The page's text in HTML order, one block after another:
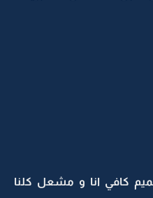
كافي انا و مشعل كلنا